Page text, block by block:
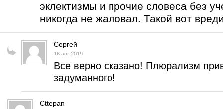
эклектизмы и прочие словеса без
никогда не жаловал. Такой вот
Сергей
16 авг 2019
Все верно сказано! Плюрализм
задуманного!
Cttepan